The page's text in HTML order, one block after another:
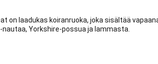
on laadukas koiranruoka, joka sisältää
Yorkshire-possua ja lammasta.